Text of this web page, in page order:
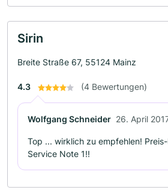
Sirin
Breite Straße 67, 55124 Mainz
4.3 (4 Bewertungen)
Wolfgang Schneider 26. April
Top ... wirklich zu empfehlen!
Service Note 1!!